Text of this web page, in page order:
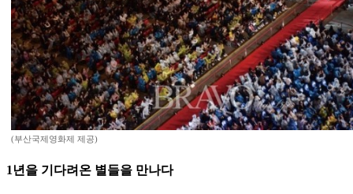
(부산국제영화제 제공)
1년을 기다려온 별들을 만나다